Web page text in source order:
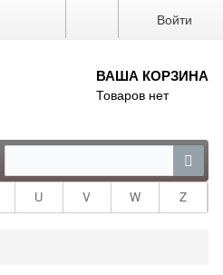
Войти
ВАША КОРЗИНА
Товаров нет
U V W Z